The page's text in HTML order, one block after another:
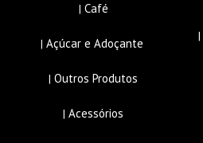
| Café
| Açúcar e Adoçante
| Outros Produtos
| Acessórios
|